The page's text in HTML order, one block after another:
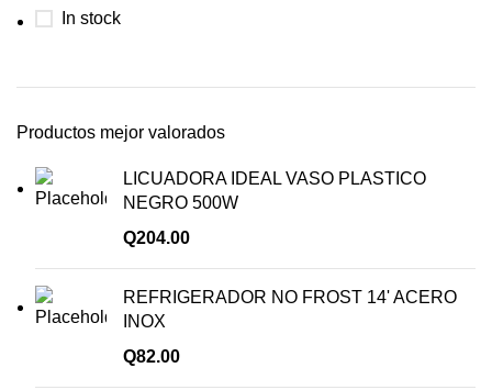
In stock
Productos mejor valorados
LICUADORA IDEAL VASO PLASTICO
NEGRO 500W
Q204.00
REFRIGERADOR NO FROST 14' ACERO
INOX
Q82.00